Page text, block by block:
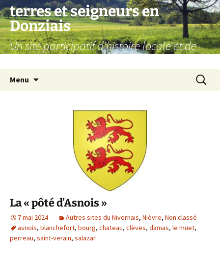
Aller
au
contenu
terres et seigneurs en
Donziais
Un site participatif d'histoire locale et de
Menu
La « pôté d’Asnois »
7 mai 2024 Autres sites du Nivernais, Nièvre, Non classé
asnois, blanchefort, bourg, chateau, clèves, damas, le muet,
perreau, saint-verain, salazar